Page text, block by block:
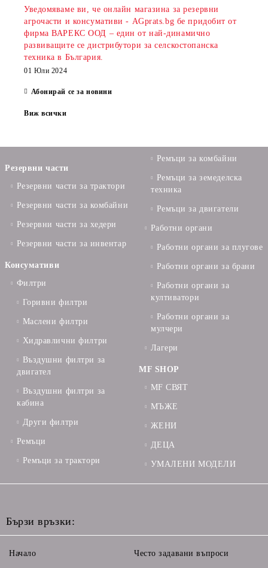
Уведомяваме ви, че онлайн магазина за резервни
агрочасти и консумативи - AGprats.bg бе придобит от
фирма ВАРЕКС ООД – един от най-динамично
развиващите се дистрибутори за селскостопанска
техника в България.
01 Юли 2024
Абонирай се за новини
Виж всички
Резервни части
Резервни части за трактори
Резервни части за комбайни
Резервни части за хедери
Резервни части за инвентар
Консумативи
Филтри
Горивни филтри
Маслени филтри
Хидравлични филтри
Въздушни филтри за
двигател
Въздушни филтри за
кабина
Други филтри
Ремъци
Ремъци за трактори
Ремъци за комбайни
Ремъци за земеделска
техника
Ремъци за двигатели
Работни органи
Работни органи за плугове
Работни органи за брани
Работни органи за
култиватори
Работни органи за
мулчери
Лагери
MF SHOP
MF СВЯТ
МЪЖЕ
ЖЕНИ
ДЕЦА
УМАЛЕНИ МОДЕЛИ
Бързи връзки:
Начало Често задавани въпроси